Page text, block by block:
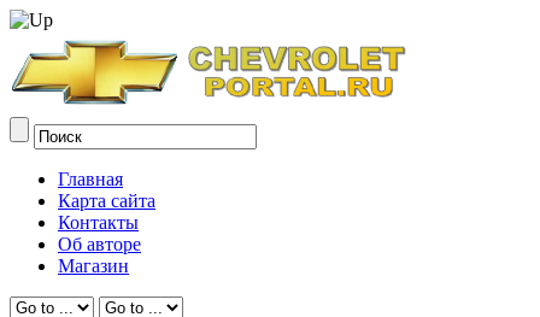
Главная
Карта сайта
Контакты
Об авторе
Магазин